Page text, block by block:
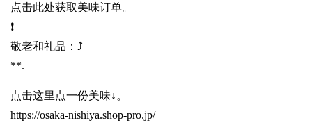
点击此处获取美味订单。
❗️
敬老和礼品：⤴️
**.
点击这里点一份美味↓。
https://osaka-nishiya.shop-pro.jp/